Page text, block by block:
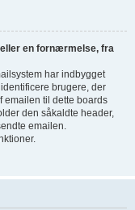
en fornærmelse, fra
har indbygget
brugere, der
emailen til dette boards
den såkaldte header,
emailen.